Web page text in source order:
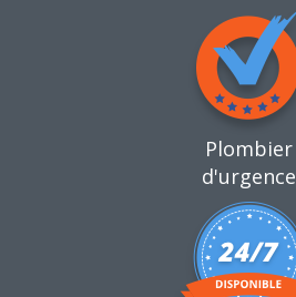
Plombier
d'urgence